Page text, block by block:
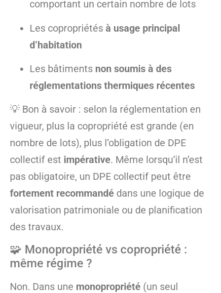
comportant un certain nombre de lots
Les copropriétés à usage principal
d’habitation
Les bâtiments non soumis à des
réglementations thermiques récentes
💡 Bon à savoir : selon la réglementation en
vigueur, plus la copropriété est grande (en
nombre de lots), plus l’obligation de DPE
collectif est impérative. Même lorsqu’il n’est
pas obligatoire, un DPE collectif peut être
fortement recommandé dans une logique de
valorisation patrimoniale ou de planification
des travaux.
🧩 Monopropriété vs copropriété :
même régime ?
Non. Dans une monopropriété (un seul